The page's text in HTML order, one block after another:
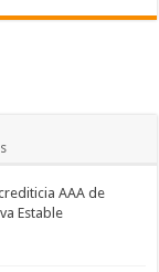
AAA de
Estable